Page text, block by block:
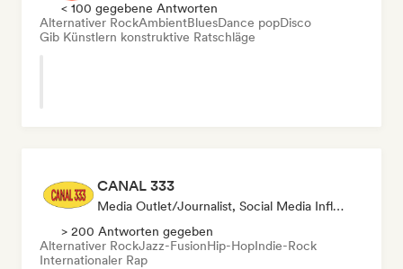
< 100 gegebene Antworten
Alternativer RockAmbientBluesDance popDisco
Gib Künstlern konstruktive Ratschläge
CANAL 333
Media Outlet/Journalist, Social Media Influencer, Sound Experte
> 200 Antworten gegeben
Alternativer RockJazz-FusionHip-HopIndie-Rock
Internationaler Rap